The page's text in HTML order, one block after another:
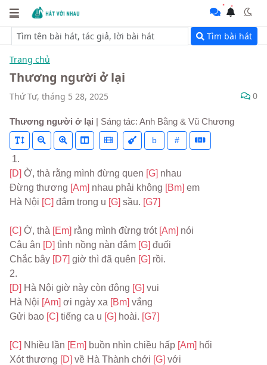
Tìm bài hát
Trang chủ
Thương người ở lại
Thứ Tư, tháng 5 28, 2025 0
Thương người ở lại | Sáng tác: Anh Bằng & Vũ Chương
b #
1.
[D] Ờ, thà rằng mình đừng quen [G] nhau
Đừng thương [Am] nhau phải không [Bm] em
Hà Nội [C] đắm trong u [G] sầu. [G7]
[C] Ờ, thà [Em] rằng mình đừng trót [Am] nói
Câu ân [D] tình nồng nàn đắm [G] đuối
Chắc bây [D7] giờ thì đã quên [G] rồi.
2.
[D] Hà Nội giờ này còn đông [G] vui
Hà Nội [Am] ơi ngày xa [Bm] vắng
Gửi bao [C] tiếng ca u [G] hoài. [G7]
[C] Nhiều lần [Em] buồn nhìn chiều hấp [Am] hối
Xót thương [D] về Hà Thành chới [G] với